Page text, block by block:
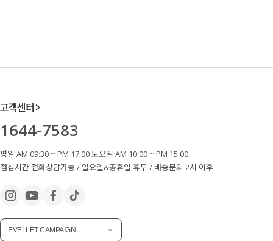
고객센터
1644-7583
평일 AM 09:30 ~ PM 17:00 토요일 AM 10:00 ~ PM 15:00
점심시간 전화상담가능 / 일요일&공휴일 휴무 / 배송문의 2시 이후
EVELLET CAMPAIGN